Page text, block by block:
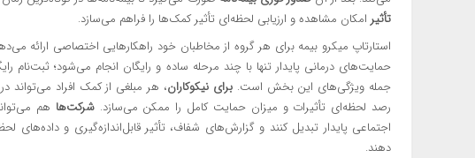
تأثیر امکان مشاهده و ارزیابی لحظه‌ای تأثیر کمک‌ها را فراهم می‌سازد.
استارتاپ میکرو بیمه برای هر گروه از مخاطبان خود راهکارهایی اختصاصی ارائه
جمله ویژگی‌های این بخش است.برای نیکوکاران، هر مبلغی از کمک افراد می‌تواند
رصد لحظه‌ای تأثیرات و میزان حمایت کامل را ممکن می‌سازد.شرکت‌ها هم
اجتماعی پایدار تبدیل کنند و گزارش‌های شفاف، تأثیر قابل‌اندازه‌گیری و داده‌های
دهند.